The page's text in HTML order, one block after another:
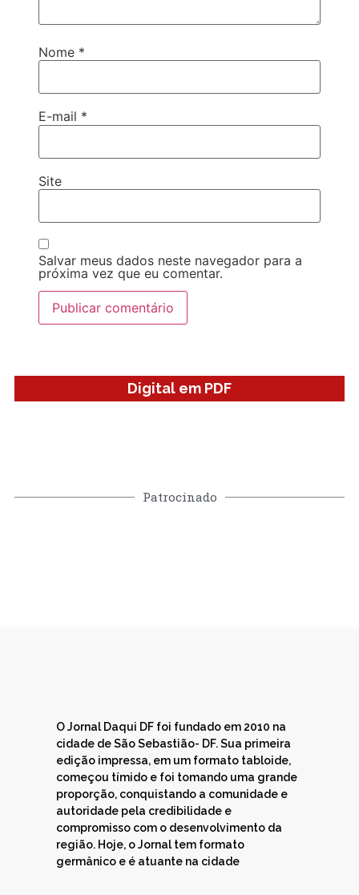
Nome *
E-mail *
Site
Salvar meus dados neste navegador para a
próxima vez que eu comentar.
Digital em PDF
Patrocinado
O Jornal Daqui DF foi fundado em 2010 na
cidade de São Sebastião- DF. Sua primeira
edição impressa, em um formato tabloide,
começou tímido e foi tomando uma grande
proporção, conquistando a comunidade e
autoridade pela credibilidade e
compromisso com o desenvolvimento da
região. Hoje, o Jornal tem formato
germânico e é atuante na cidade